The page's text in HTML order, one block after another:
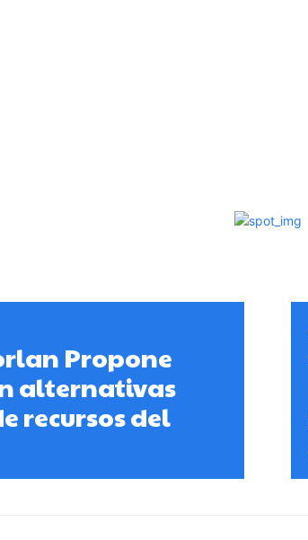
Propone
alternativas
recursos del